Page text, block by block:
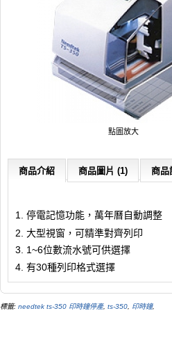
點圖放大
商品介紹 商品圖片 (1) 商品
1. 停電記憶功能，萬年曆自動調整
2. 大型視窗，可精準對齊列印
3. 1~6位數流水號可供選擇
4. 有30種列印格式選擇
標籤: needtek ts-350 印時鐘停產, ts-350 印時鐘,